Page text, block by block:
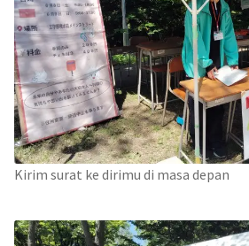
Kirim surat ke dirimu di masa depan